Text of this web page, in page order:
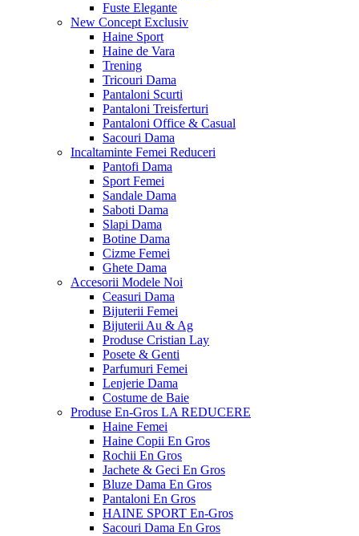
Fuste Elegante
New Concept Exclusiv
Haine Sport
Haine de Vara
Trening
Tricouri Dama
Pantaloni Scurti
Pantaloni Treisferturi
Pantaloni Office & Casual
Sacouri Dama
Incaltaminte Femei Reduceri
Pantofi Dama
Sport Femei
Sandale Dama
Saboti Dama
Slapi Dama
Botine Dama
Cizme Femei
Ghete Dama
Accesorii Modele Noi
Ceasuri Dama
Bijuterii Femei
Bijuterii Au & Ag
Produse Cristian Lay
Posete & Genti
Parfumuri Femei
Lenjerie Dama
Costume de Baie
Produse En-Gros LA REDUCERE
Haine Femei
Haine Copii En Gros
Rochii En Gros
Jachete & Geci En Gros
Bluze Dama En Gros
Pantaloni En Gros
HAINE SPORT En-Gros
Sacouri Dama En Gros